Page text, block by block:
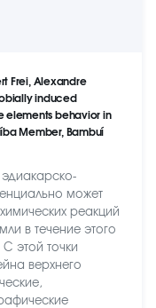
Frei, Alexandre
induced
elements behavior in
Member, Bambuí
эдиакарско-
может
реакций
в течение этого
этой точки
верхнего